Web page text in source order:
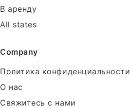
В аренду
All states
Company
Политика конфиденциальности
О нас
Свяжитесь с нами